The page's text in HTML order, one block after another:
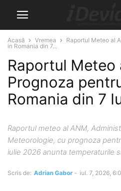
Acasă Vremea
Raportul Meteo al
in Romania din 7...
Raportul Meteo
Prognoza
Romania din 7
Raportul meteo al ANM,
Meteorologie, cu prognoza
iulie 2026 anunta temperaturile
Scris de: Adrian Gabor - iul. 7, 2026,